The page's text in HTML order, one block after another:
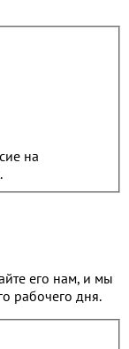
на
его нам, и мы
рабочего дня.